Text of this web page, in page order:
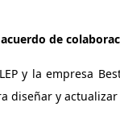
de
y la empresa
diseñar y